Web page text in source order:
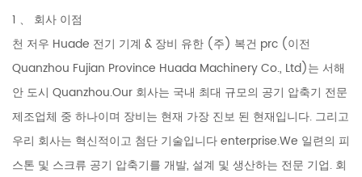
1 、 회사 이점
천 저우 Huade 전기 기계 & 장비 유한 (주) 복건 prc (이전
Quanzhou Fujian Province Huada Machinery Co., Ltd)는 서해
안 도시 Quanzhou.Our 회사는 국내 최대 규모의 공기 압축기 전문
제조업체 중 하나이며 장비는 현재 가장 진보 된 현재입니다. 그리고
우리 회사는 혁신적이고 첨단 기술입니다 enterprise.We 일련의 피
스톤 및 스크류 공기 압축기를 개발, 설계 및 생산하는 전문 기업. 회